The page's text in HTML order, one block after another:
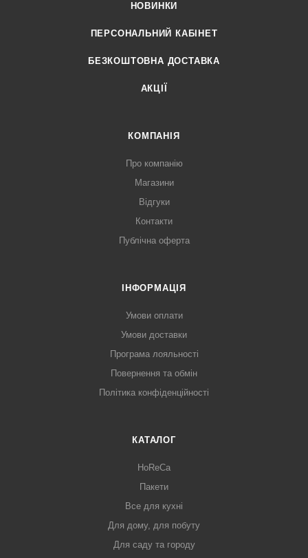
НОВИНКИ
ПЕРСОНАЛЬНИЙ КАБІНЕТ
БЕЗКОШТОВНА ДОСТАВКА
АКЦІЇ
КОМПАНІЯ
Про компанію
Магазини
Відгуки
Контакти
Публічна оферта
ІНФОРМАЦІЯ
Умови оплати
Умови доставки
Програма лояльності
Повернення та обмін
Політика конфіденційності
КАТАЛОГ
HoReCa
Пакети
Все для кухні
Для дому, для побуту
Для саду та городу